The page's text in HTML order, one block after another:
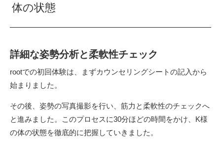
体の状態
詳細な姿勢分析と柔軟性チェック
rootでの初回体験は、まずカウンセリングシートの記入から
始まりました。
その後、姿勢の写真撮影を行い、筋力と柔軟性のチェックへ
と進みました。このプロセスに30分ほどの時間をかけ、K様
の体の状態を徹底的に把握していきました。